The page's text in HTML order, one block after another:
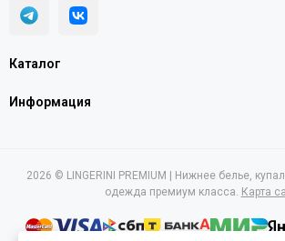
Каталог
Информация
2026 © LINGERINI PREMIUM | Нижнее белье,
одежда премиум класса. Карта